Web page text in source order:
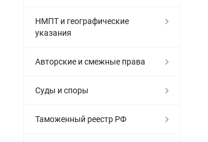
НМПТ и географические
указания
Авторские и смежные права
Суды и споры
Таможенный реестр РФ